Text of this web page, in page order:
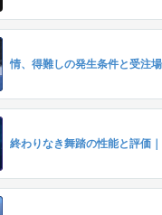
情、得難しの発生条件と受注
終わりなき舞踏の性能と評価